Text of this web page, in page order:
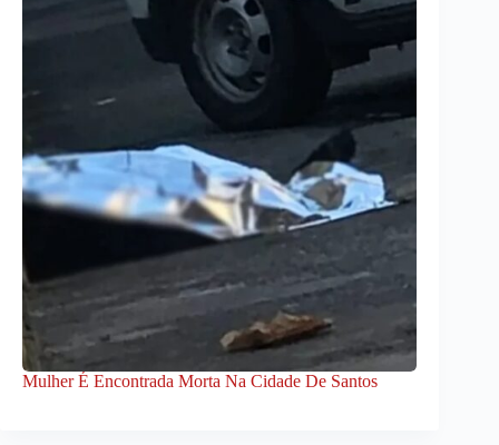
Mulher É Encontrada Morta Na Cidade De Santos